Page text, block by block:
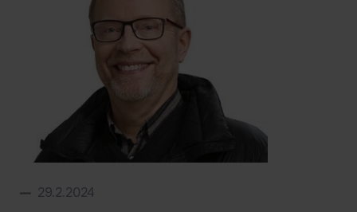
29.2.2024